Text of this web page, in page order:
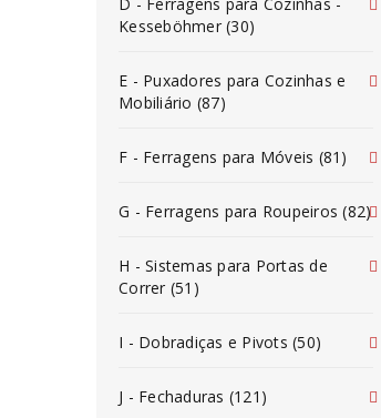
Kesseböhmer (30)
E - Puxadores para Cozinhas e
Mobiliário (87)
F - Ferragens para Móveis (81)
G - Ferragens para Roupeiros (82)
H - Sistemas para Portas de
Correr (51)
I - Dobradiças e Pivots (50)
J - Fechaduras (121)